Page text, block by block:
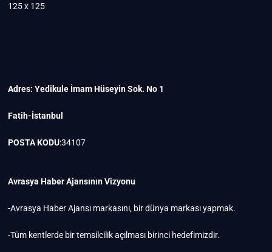
125 x 125
Adres: Yedikule İmam Hüseyin Sok. No 1
Fatih-İstanbul
POSTA KODU:34107
Avrasya Haber Ajansının Vizyonu
-Avrasya Haber Ajansı markasını, bir dünya markası yapmak.
-Tüm kentlerde bir temsilcilik açılması birinci hedefimizdir.